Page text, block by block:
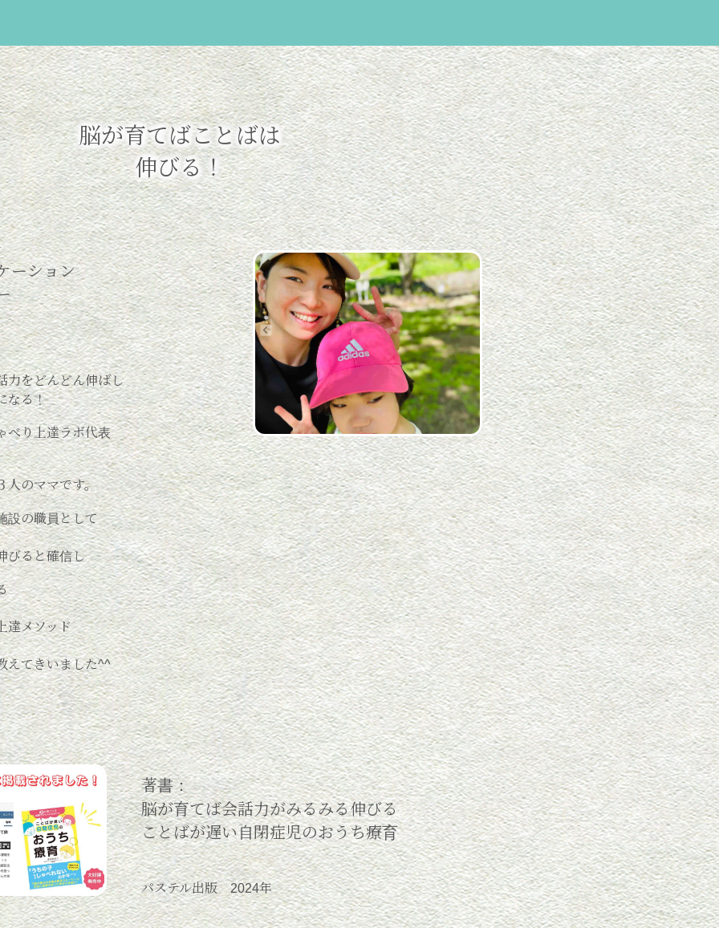
脳が育てばことばは
伸びる！
ーション
力をどんどん伸ばし
なる！
り上達ラボ代表
人のママです。
設の職員として
びると確信し
達メソッド
えてきいました^^
著書：
脳が育てば会話力がみるみる伸びる
ことばが遅い自閉症児のおうち療育
パステル出版 2024年